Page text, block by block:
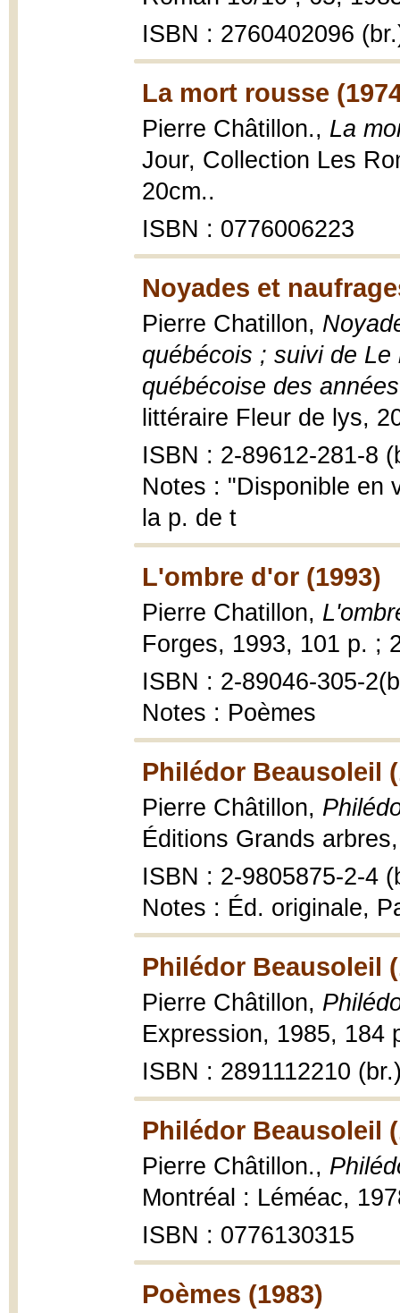
ISBN : 2760402096
La mort rousse
Pierre Châtillon., La
Jour, Collection Les
20cm..
ISBN : 0776006223
Noyades et
Pierre Chatillon,
québécois ; suivi de
québécoise des
littéraire Fleur de lys,
ISBN : 2-89612-281-8
Notes : "Disponible en
la p. de t
L'ombre d'or (1993)
Pierre Chatillon,
Forges, 1993, 101 p. ;
ISBN : 2-89046-305-
Notes : Poèmes
Philédor Beausoleil
Pierre Châtillon,
Éditions Grands
ISBN : 2-9805875-2-4
Notes : Éd. originale,
Philédor Beausoleil
Pierre Châtillon,
Expression, 1985, 184
ISBN : 2891112210
Philédor Beausoleil
Pierre Châtillon.,
Montréal : Léméac,
ISBN : 0776130315
Poèmes (1983)